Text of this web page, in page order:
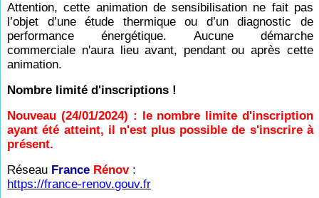
Attention, cette animation de sensibilisation ne fait pas
l’objet d’une étude thermique ou d’un diagnostic de
performance énergétique. Aucune démarche
commerciale n'aura lieu avant, pendant ou après cette
animation.
Nombre limité d'inscriptions !
Nouveau (24/01/2024) : le nombre limite d'inscription
ayant été atteint, il n'est plus possible de s'inscrire à
présent.
Réseau France Rénov:
https://france-renov.gouv.fr